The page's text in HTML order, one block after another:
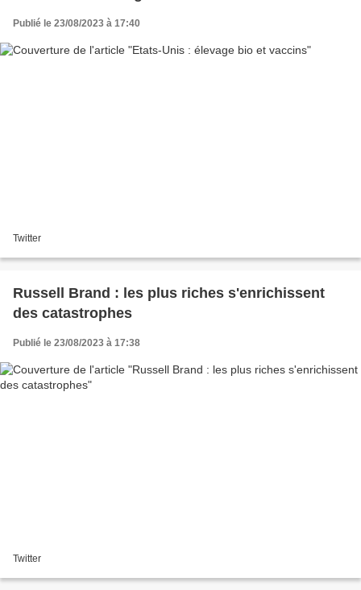
Publié le 23/08/2023 à 17:40
Twitter
Russell Brand : les plus riches s'enrichissent
des catastrophes
Publié le 23/08/2023 à 17:38
Twitter